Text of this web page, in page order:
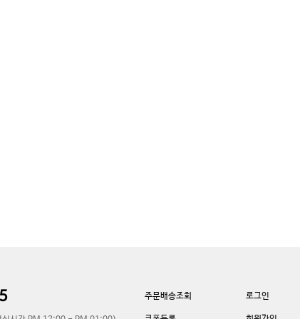
주문배송조회 로그인